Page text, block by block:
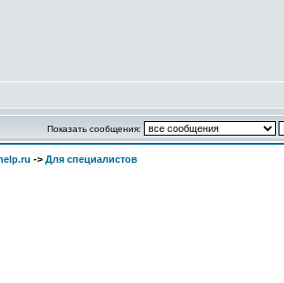
Показать сообщения:
-> Для специалистов